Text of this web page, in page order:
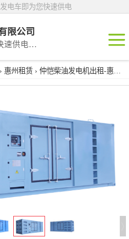
电车即为您快速供电
限公司
满足噪声低、油耗小且能快速供电的租赁产品
› 惠州租赁 › 仲恺柴油发电机出租-惠州发电设备租赁公司